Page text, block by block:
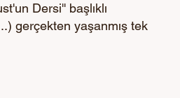
Dersi'' başlıklı
gerçekten yaşanmış tek